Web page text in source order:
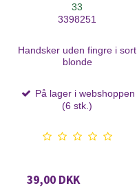
33
3398251
Handsker uden fingre i sort
blonde
På lager i webshoppen
(6 stk.)
39,00 DKK